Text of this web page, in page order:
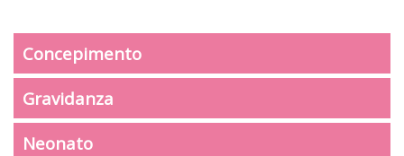
Concepimento
Gravidanza
Neonato